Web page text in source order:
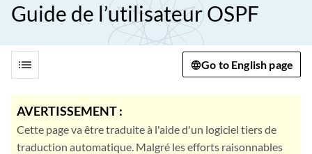
Guide de l’utilisateur OSPF
list Go to English page
AVERTISSEMENT :
Cette page va être traduite à l'aide d'un logiciel tiers de
traduction automatique. Malgré les efforts raisonnables